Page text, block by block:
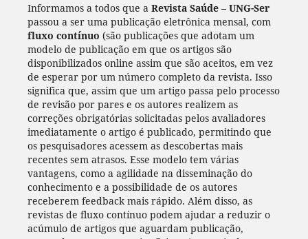
Informamos a todos que a Revista Saúde – UNG-Ser
passou a ser uma publicação eletrônica mensal, com
fluxo contínuo (são publicações que adotam um
modelo de publicação em que os artigos são
disponibilizados online assim que são aceitos, em vez
de esperar por um número completo da revista. Isso
significa que, assim que um artigo passa pelo processo
de revisão por pares e os autores realizem as
correções obrigatórias solicitadas pelos avaliadores
imediatamente o artigo é publicado, permitindo que
os pesquisadores acessem as descobertas mais
recentes sem atrasos. Esse modelo tem várias
vantagens, como a agilidade na disseminação do
conhecimento e a possibilidade de os autores
receberem feedback mais rápido. Além disso, as
revistas de fluxo contínuo podem ajudar a reduzir o
acúmulo de artigos que aguardam publicação,